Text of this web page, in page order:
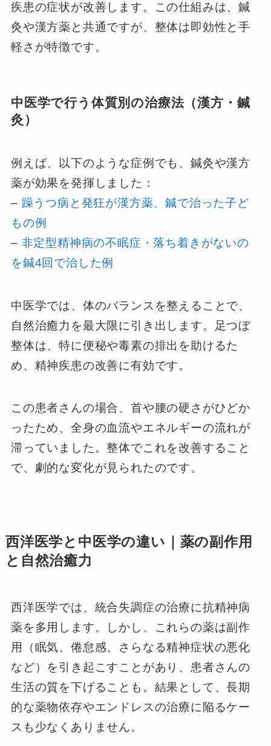
疾患の症状が改善します。この仕組みは、鍼
灸や漢方薬と共通ですが、整体は即効性と手
軽さが特徴です。
中医学で行う体質別の治療法（漢方・鍼
灸）
例えば、以下のような症例でも、鍼灸や漢方
薬が効果を発揮しました：
– 躁うつ病と発狂が漢方薬、鍼で治った子ど
もの例
– 非定型精神病の不眠症・落ち着きがないの
を鍼4回で治した例
中医学では、体のバランスを整えることで、
自然治癒力を最大限に引き出します。足つぼ
整体は、特に便秘や毒素の排出を助けるた
め、精神疾患の改善に有効です。
この患者さんの場合、首や腰の硬さがひどか
ったため、全身の血流やエネルギーの流れが
滞っていました。整体でこれを改善すること
で、劇的な変化が見られたのです。
西洋医学と中医学の違い｜薬の副作用
と自然治癒力
西洋医学では、統合失調症の治療に抗精神病
薬を多用します。しかし、これらの薬は副作
用（眠気、倦怠感、さらなる精神症状の悪化
など）を引き起こすことがあり、患者さんの
生活の質を下げることも。結果として、長期
的な薬物依存やエンドレスの治療に陥るケー
スも少なくありません。